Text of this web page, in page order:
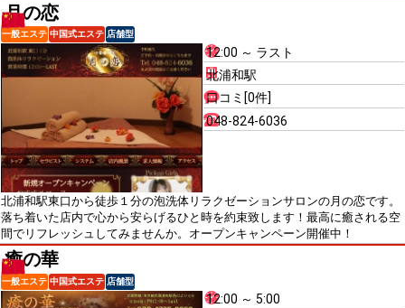
月の恋
一般エステ 中国式エステ 店舗型
12:00 ～ ラスト
北浦和駅
口コミ[0件]
048-824-6036
北浦和駅東口から徒歩１分の泡洗体リラクゼーションサロンの月の恋です。
落ち着いた店内で心から安らげるひと時を約束致します！最高に癒される空
間でリフレッシュしてみませんか。オープンキャンペーン開催中！
癒の華
一般エステ 中国式エステ 店舗型
12:00 ～ 5:00